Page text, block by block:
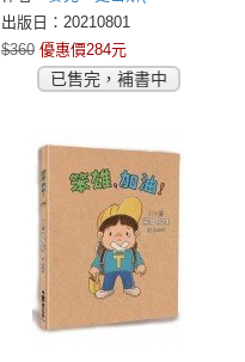
Smith)
出版日：20210801
$360 優惠價284元
已售完，補書中